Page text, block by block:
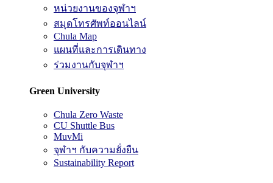
หน่วยงานของจุฬาฯ
สมุดโทรศัพท์ออนไลน์
Chula Map
แผนที่และการเดินทาง
ร่วมงานกับจุฬาฯ
Green University
Chula Zero Waste
CU Shuttle Bus
MuvMi
จุฬาฯ กับความยั่งยืน
Sustainability Report